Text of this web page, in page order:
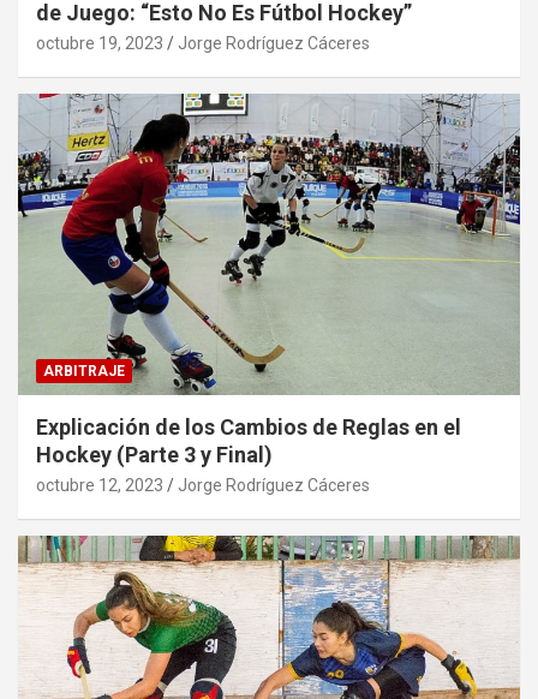
de Juego: “Esto No Es Fútbol Hockey”
octubre 19, 2023 Jorge Rodríguez Cáceres
ARBITRAJE
Explicación de los Cambios de Reglas en el
Hockey (Parte 3 y Final)
octubre 12, 2023 Jorge Rodríguez Cáceres